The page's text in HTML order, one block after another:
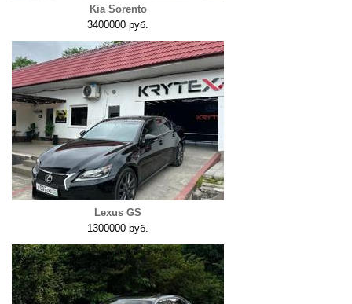
Kia Sorento
3400000 руб.
Lexus GS
1300000 руб.